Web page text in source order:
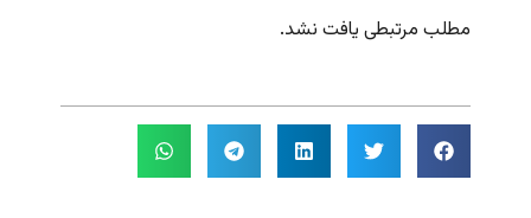
مطلب مرتبطی یافت نشد.